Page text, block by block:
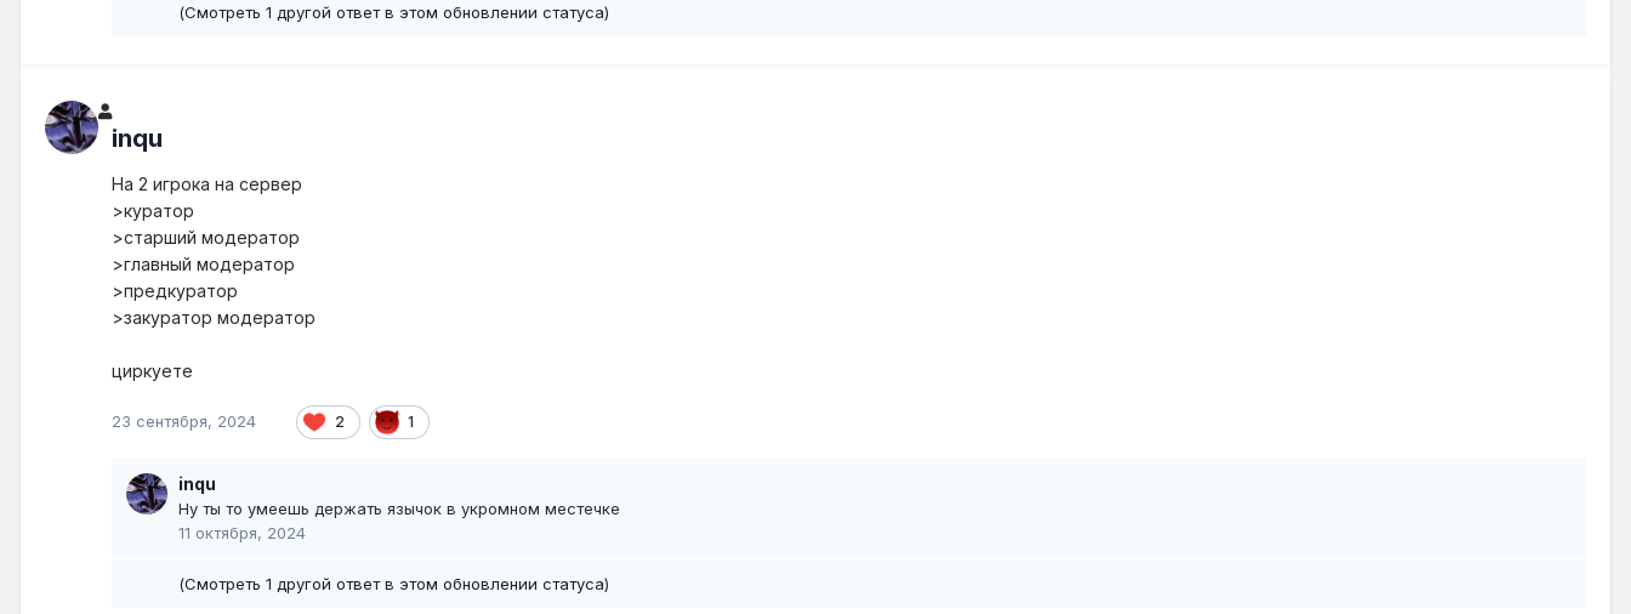
(Смотреть 1 другой ответ в этом обновлении статуса)
inqu
На 2 игрока на сервер
>куратор
>старший модератор
>главный модератор
>предкуратор
>закуратор модератор
циркуете
23 сентября, 2024 2 1
inqu
Ну ты то умеешь держать язычок в укромном местечке
11 октября, 2024
(Смотреть 1 другой ответ в этом обновлении статуса)